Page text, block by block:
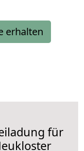
erhalten
für